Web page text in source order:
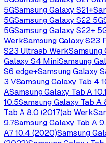
5GSamsung Galaxy S21+
5GSamsung Galaxy S22 5G
5GSamsung Galaxy S22+
WerkSamsung Galaxy S23
S23 Ultraab WerkSamsung
Galaxy S4 MiniSamsung
S6 edge+Samsung Galaxy
3 VSamsung Galaxy Tab 4
ASamsung Galaxy Tab A
10.5Samsung Galaxy Tab A
Tab A 8.0 (2017)ab Werk
9.7Samsung Galaxy Tab A
A7 10.4 (2020)Samsung